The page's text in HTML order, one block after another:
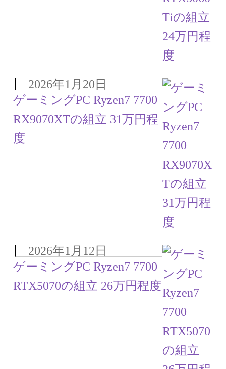
ゲーミングPC Ryzen7 7700
RX9070XTの組立 31万円程
度
2026年1月20日
ゲーミングPC Ryzen7 7700
RTX5070の組立 26万円程度
2026年1月12日